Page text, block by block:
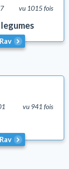
vu 1015 fois
vu 941 fois